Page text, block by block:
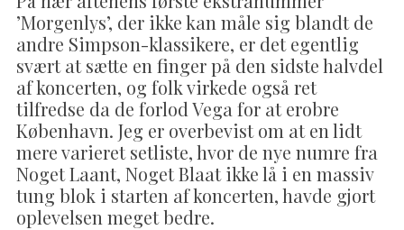
’Morgenlys’, der ikke kan måle sig blandt de
andre Simpson-klassikere, er det egentlig
svært at sætte en finger på den sidste halvdel
af koncerten, og folk virkede også ret
tilfredse da de forlod Vega for at erobre
København. Jeg er overbevist om at en lidt
mere varieret setliste, hvor de nye numre fra
Noget Laant, Noget Blaat ikke lå i en massiv
tung blok i starten af koncerten, havde gjort
oplevelsen meget bedre.